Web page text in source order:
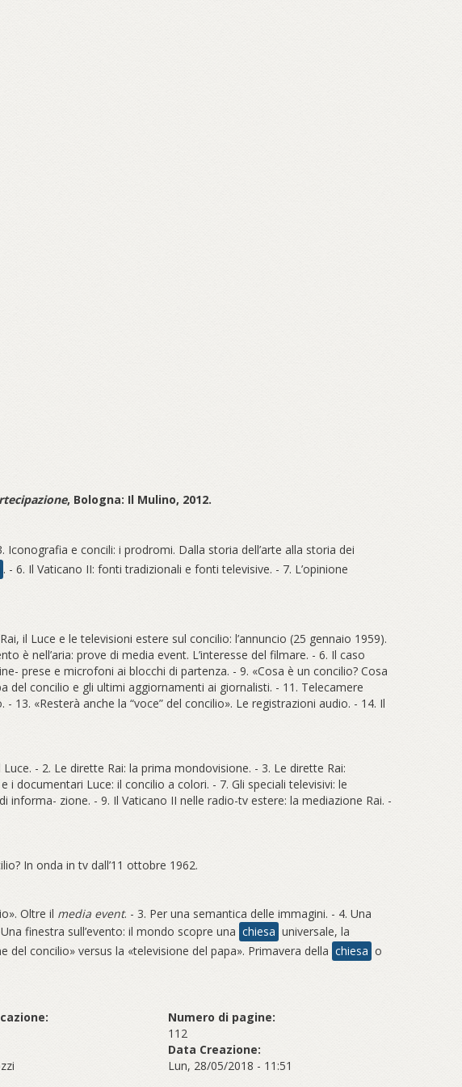
, Bologna: Il Mulino, 2012.
e concili: i prodromi. Dalla storia dell’arte alla storia dei
. - 6. Il Vaticano II: fonti tradizionali e fonti televisive. - 7. L’opinione
il Luce e le televisioni estere sul concilio: l’annuncio (25 gennaio 1959).
è nell’aria: prove di media event. L’interesse del filmare. - 6. Il caso
prese e microfoni ai blocchi di partenza. - 9. «Cosa è un concilio? Cosa
del concilio e gli ultimi aggiornamenti ai giornalisti. - 11. Telecamere
13. «Resterà anche la “voce” del concilio». Le registrazioni audio. - 14. Il
- 2. Le dirette Rai: la prima mondovisione. - 3. Le dirette Rai:
i documentari Luce: il concilio a colori. - 7. Gli speciali televisivi: le
zione. - 9. Il Vaticano II nelle radio-tv estere: la mediazione Rai. -
In onda in tv dall’11 ottobre 1962.
Oltre il media event. - 3. Per una semantica delle immagini. - 4. Una
finestra sull’evento: il mondo scopre una chiesa universale, la
concilio» versus la «televisione del papa». Primavera della chiesa o
Numero di pagine:
112
Data Creazione:
Lun, 28/05/2018 - 11:51